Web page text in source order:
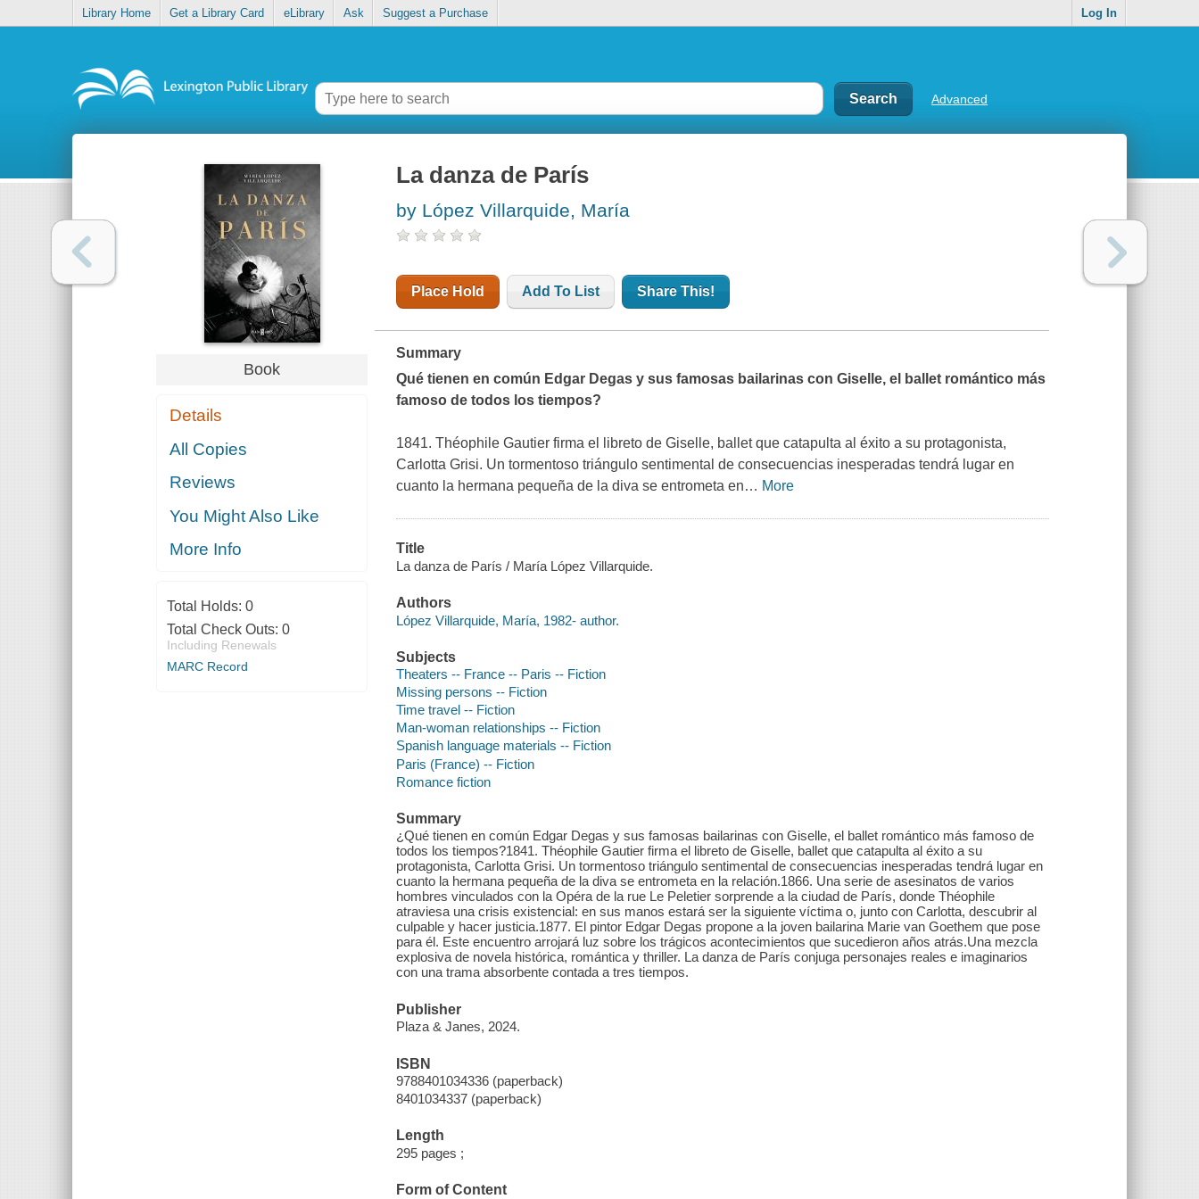
Library Home Get a Library Card eLibrary Ask Suggest a Purchase Log In
Advanced
Book
Details
All Copies
Reviews
You Might Also Like
More Info
Total Holds: 0
Total Check Outs: 0
Including Renewals
MARC Record
La danza de París
by López Villarquide, María
Place Hold Add To List Share This!
Summary
Qué tienen en común Edgar Degas y sus famosas bailarinas con Giselle, el ballet romántico más
famoso de todos los tiempos?
1841. Théophile Gautier firma el libreto de Giselle, ballet que catapulta al éxito a su protagonista,
Carlotta Grisi. Un tormentoso triángulo sentimental de consecuencias inesperadas tendrá lugar en
cuanto la hermana pequeña de la diva se entrometa en… More
Title
La danza de París / María López Villarquide.
Authors
López Villarquide, María, 1982- author.
Subjects
Theaters -- France -- Paris -- Fiction
Missing persons -- Fiction
Time travel -- Fiction
Man-woman relationships -- Fiction
Spanish language materials -- Fiction
Paris (France) -- Fiction
Romance fiction
Summary
¿Qué tienen en común Edgar Degas y sus famosas bailarinas con Giselle, el ballet romántico más famoso de
todos los tiempos?1841. Théophile Gautier firma el libreto de Giselle, ballet que catapulta al éxito a su
protagonista, Carlotta Grisi. Un tormentoso triángulo sentimental de consecuencias inesperadas tendrá lugar en
cuanto la hermana pequeña de la diva se entrometa en la relación.1866. Una serie de asesinatos de varios
hombres vinculados con la Opéra de la rue Le Peletier sorprende a la ciudad de París, donde Théophile
atraviesa una crisis existencial: en sus manos estará ser la siguiente víctima o, junto con Carlotta, descubrir al
culpable y hacer justicia.1877. El pintor Edgar Degas propone a la joven bailarina Marie van Goethem que pose
para él. Este encuentro arrojará luz sobre los trágicos acontecimientos que sucedieron años atrás.Una mezcla
explosiva de novela histórica, romántica y thriller. La danza de París conjuga personajes reales e imaginarios
con una trama absorbente contada a tres tiempos.
Publisher
Plaza & Janes, 2024.
ISBN
9788401034336 (paperback)
8401034337 (paperback)
Length
295 pages ;
Form of Content